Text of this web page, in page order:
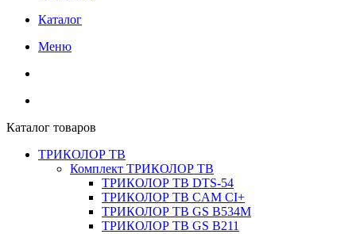
Каталог
Меню
Каталог товаров
ТРИКОЛОР ТВ
Комплект ТРИКОЛОР ТВ
ТРИКОЛОР ТВ DTS-54
ТРИКОЛОР ТВ CAM CI+
ТРИКОЛОР ТВ GS B534M
ТРИКОЛОР ТВ GS B211